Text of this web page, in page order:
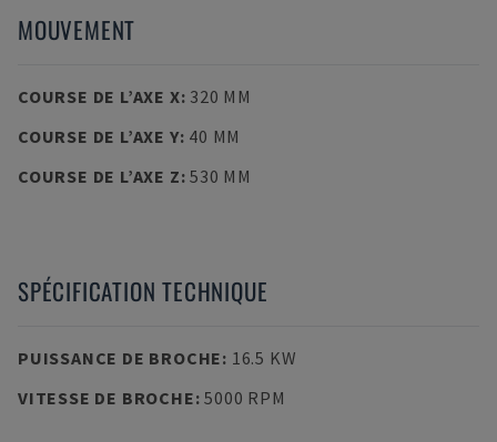
MOUVEMENT
COURSE DE L’AXE X: 320 MM
COURSE DE L’AXE Y: 40 MM
COURSE DE L’AXE Z:530 MM
SPÉCIFICATION TECHNIQUE
PUISSANCE DE BROCHE: 16.5 KW
VITESSE DE BROCHE:5000 RPM